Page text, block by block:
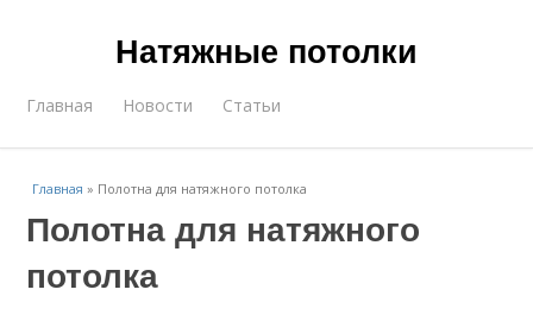
Натяжные потолки
Главная Новости Статьи
Главная » Полотна для натяжного потолка
Полотна для натяжного
потолка